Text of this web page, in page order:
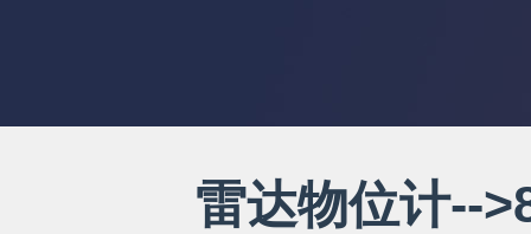
雷达物位计--